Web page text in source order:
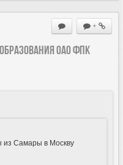
+
ОАО ФПК
из Самары в Москву